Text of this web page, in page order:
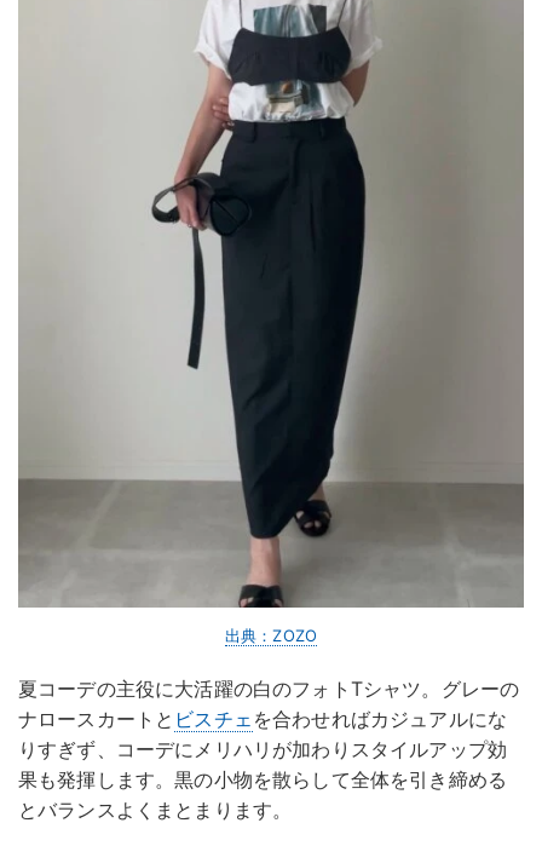
出典：ZOZO
夏コーデの主役に大活躍の白のフォトTシャツ。グレーの
ナロースカートと ビスチェ を合わせればカジュアルにな
りすぎず、コーデにメリハリが加わりスタイルアップ効
果も発揮します。黒の小物を散らして全体を引き締める
とバランスよくまとまります。